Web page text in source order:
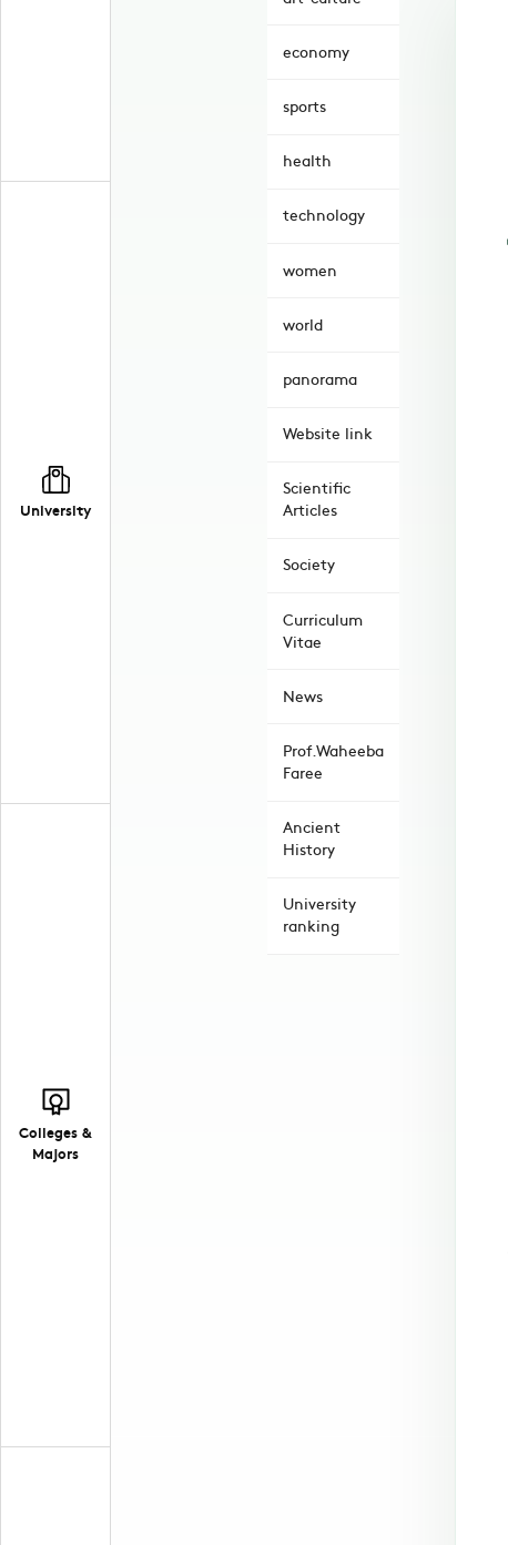
University
Colleges &
Majors
economy
sports
health
technology
women
world
panorama
Website link
Scientific
Articles
Society
Curriculum
Vitae
News
Prof.Waheeba
Faree
Ancient
History
University
ranking